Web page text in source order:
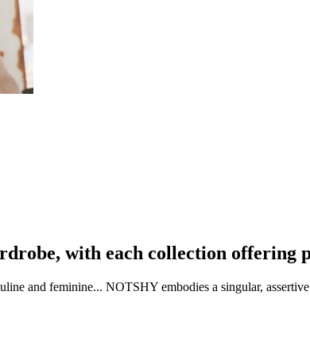
with each collection offering
and feminine... NOTSHY embodies a singular, assertive